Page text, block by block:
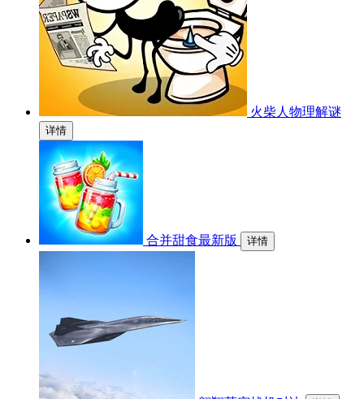
火柴人物理解谜
详情
合并甜食最新版 详情